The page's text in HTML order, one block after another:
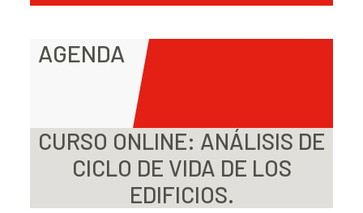
AGENDA
CURSO ONLINE: ANÁLISIS DE
CICLO DE VIDA DE LOS
EDIFICIOS.